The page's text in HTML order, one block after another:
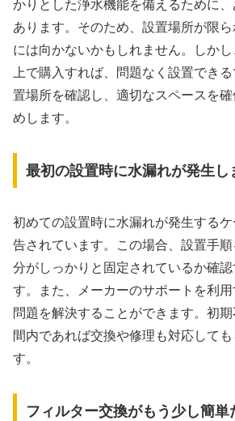
かりとした浄水機能を備えるために
あります。そのため、設置場所が限
には向かないかもしれません。しか
上で購入すれば、問題なく設置でき
置場所を確認し、適切なスペースを
めします。
最初の設置時に水漏れが発生し
初めての設置時に水漏れが発生する
告されています。この場合、設置手
分がしっかりと固定されているか確
す。また、メーカーのサポートを利
問題を解決することができます。初
間内であれば交換や修理も対応して
す。
フィルター交換がもう少し簡単